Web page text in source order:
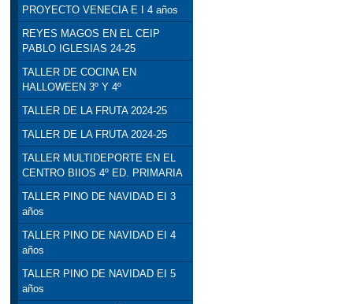
PROYECTO VENECIA E I 4 años
REYES MAGOS EN EL CEIP
PABLO IGLESIAS 24-25
TALLER DE COCINA EN
HALLOWEEN 3º Y 4º
TALLER DE LA FRUTA 2024-25
TALLER DE LA FRUTA 2024-25
TALLER MULTIDEPORTE EN EL
CENTRO BIIOS 4º ED. PRIMARIA
TALLER PINO DE NAVIDAD EI 3
años
TALLER PINO DE NAVIDAD EI 4
años
TALLER PINO DE NAVIDAD EI 5
años